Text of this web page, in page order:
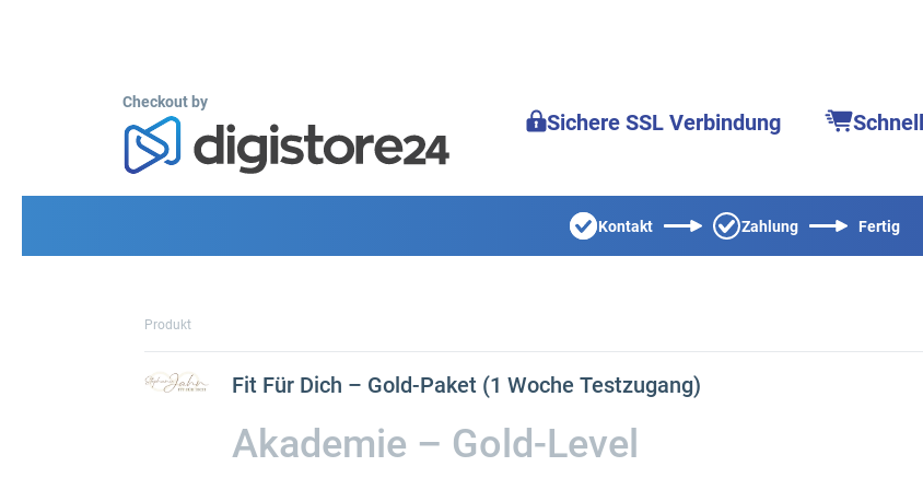
Checkout by
Sichere SSL Verbindung
Kontakt Zahlung Fertig
Produkt
Fit Für Dich – Gold-Paket (1 Woche Testzugang)
Akademie – Gold-Level